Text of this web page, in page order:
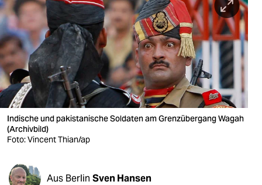
berlin
nord
wahrheit
verlag
verlag
veranstaltungen
fragen & hilfe
Indische und pakistanische Soldaten am Grenzübergang Wagah
(Archivbild)
Foto: Vincent Thian/ap
Aus Berlin Sven Hansen